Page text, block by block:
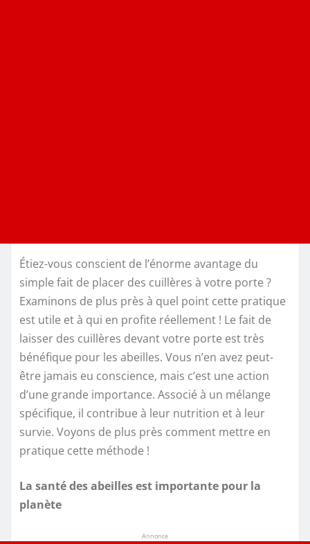
Étiez-vous conscient de l’énorme avantage du
simple fait de placer des cuillères à votre porte ?
Examinons de plus près à quel point cette pratique
est utile et à qui en profite réellement ! Le fait de
laisser des cuillères devant votre porte est très
bénéfique pour les abeilles. Vous n’en avez peut-
être jamais eu conscience, mais c’est une action
d’une grande importance. Associé à un mélange
spécifique, il contribue à leur nutrition et à leur
survie. Voyons de plus près comment mettre en
pratique cette méthode !
La santé des abeilles est importante pour la
planète
Annonce